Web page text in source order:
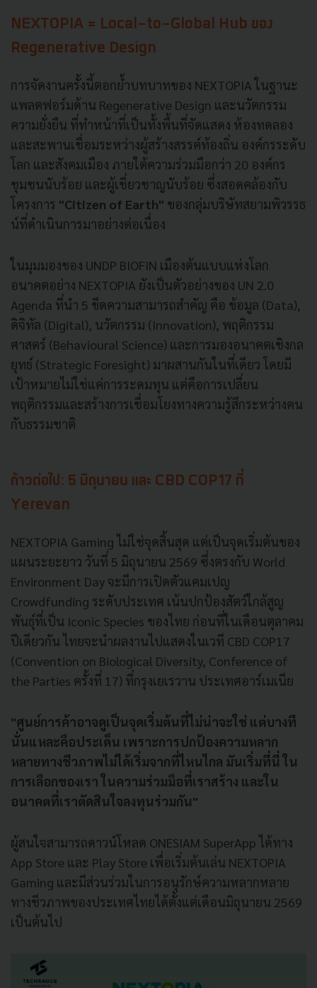
NEXTOPIA = Local-to-Global Hub ของ
Regenerative Design
การจัดงานครั้งนี้ตอกย้ำบทบาทของ NEXTOPIA ในฐานะ
แพลตฟอร์มด้าน Regenerative Design และนวัตกรรม
ความยั่งยืน ที่ทำหน้าที่เป็นทั้งพื้นที่จัดแสดง ห้องทดลอง
และสะพานเชื่อมระหว่างผู้สร้างสรรค์ท้องถิ่น องค์กรระดับ
โลก และสังคมเมือง ภายใต้ความร่วมมือกว่า 20 องค์กร
ชุมชนนับร้อย และผู้เชี่ยวชาญนับร้อย ซึ่งสอดคล้องกับ
โครงการ "Citizen of Earth" ของกลุ่มบริษัทสยามพิวรรธ
น์ที่ดำเนินการมาอย่างต่อเนื่อง
ในมุมมองของ UNDP BIOFIN เมืองต้นแบบแห่งโลก
อนาคตอย่าง NEXTOPIA ยังเป็นตัวอย่างของ UN 2.0
Agenda ที่นำ 5 ขีดความสามารถสำคัญ คือ ข้อมูล (Data),
ดิจิทัล (Digital), นวัตกรรม (Innovation), พฤติกรรม
ศาสตร์ (Behavioural Science) และการมองอนาคตเชิงกล
ยุทธ์ (Strategic Foresight) มาผสานกันในที่เดียว โดยมี
เป้าหมายไม่ใช่แค่การระดมทุน แต่คือการเปลี่ยน
พฤติกรรมและสร้างการเชื่อมโยงทางความรู้สึกระหว่างคน
กับธรรมชาติ
ก้าวต่อไป: 5 มิถุนายน และ CBD COP17 ที่
Yerevan
NEXTOPIA Gaming ไม่ใช่จุดสิ้นสุด แต่เป็นจุดเริ่มต้นของ
แผนระยะยาว วันที่ 5 มิถุนายน 2569 ซึ่งตรงกับ World
Environment Day จะมีการเปิดตัวแคมเปญ
Crowdfunding ระดับประเทศ เน้นปกป้องสัตว์ใกล้สูญ
พันธุ์ที่เป็น Iconic Species ของไทย ก่อนที่ในเดือนตุลาคม
ปีเดียวกัน ไทยจะนำผลงานไปแสดงในเวที CBD COP17
(Convention on Biological Diversity, Conference of
the Parties ครั้งที่ 17) ที่กรุงเยเรวาน ประเทศอาร์เมเนีย
"ศูนย์การค้าอาจดูเป็นจุดเริ่มต้นที่ไม่น่าจะใช่ แต่บางที
นั่นแหละคือประเด็น เพราะการปกป้องความหลาก
หลายทางชีวภาพไม่ได้เริ่มจากที่ไหนไกล มันเริ่มที่นี่ ใน
การเลือกของเรา ในความร่วมมือที่เราสร้าง และใน
อนาคตที่เราตัดสินใจลงทุนร่วมกัน"
ผู้สนใจสามารถดาวน์โหลด ONESIAM SuperApp ได้ทาง
App Store และ Play Store เพื่อเริ่มต้นเล่น NEXTOPIA
Gaming และมีส่วนร่วมในการอนุรักษ์ความหลากหลาย
ทางชีวภาพของประเทศไทยได้ตั้งแต่เดือนมิถุนายน 2569
เป็นต้นไป